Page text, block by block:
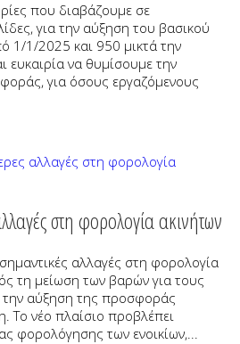
που διαβάζουμε σε
για την αύξηση του βασικού
1/1/2025 και 950 μικτά την
ευκαιρία να θυμίσουμε την
για όσους εργαζόμενους
στη φορολογία ακινήτων
αλλαγές στη φορολογία
τη μείωση των βαρών για τους
την αύξηση της προσφοράς
Το νέο πλαίσιο προβλέπει
φορολόγησης των ενοικίων,...